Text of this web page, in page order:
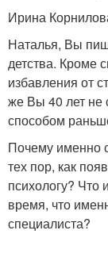
Ирина
Наталья, Вы
детства. Кроме
избавления от
же Вы 40 лет не
способом
Почему именно
тех пор, как
психологу?
время, что
специалиста?